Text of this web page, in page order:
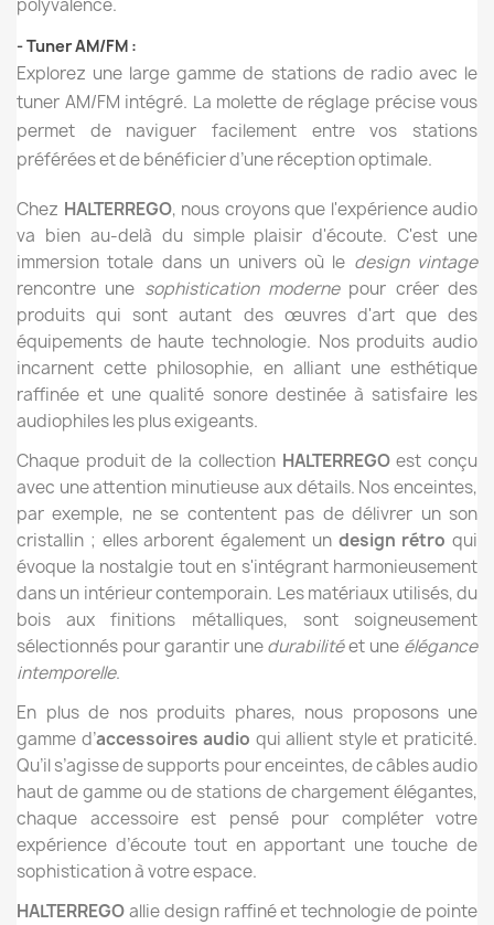
polyvalence.
- Tuner AM/FM :
Explorez une large gamme de stations de radio avec le
tuner AM/FM intégré. La molette de réglage précise vous
permet de naviguer facilement entre vos stations
préférées et de bénéficier d’une réception optimale.
Chez HALTERREGO, nous croyons que l'expérience audio
va bien au-delà du simple plaisir d'écoute. C'est une
immersion totale dans un univers où le design vintage
rencontre une sophistication modernepour créer des
produits qui sont autant des œuvres d'art que des
équipements de haute technologie. Nos produits audio
incarnent cette philosophie, en alliant une esthétique
raffinée et une qualité sonore destinée à satisfaire les
audiophiles les plus exigeants.
Chaque produit de la collection HALTERREGOest conçu
avec une attention minutieuse aux détails. Nos enceintes,
par exemple, ne se contentent pas de délivrer un son
cristallin ; elles arborent également un design rétro qui
évoque la nostalgie tout en s'intégrant harmonieusement
dans un intérieur contemporain. Les matériaux utilisés, du
bois aux finitions métalliques, sont soigneusement
sélectionnés pour garantir unedurabilitéet une élégance
intemporelle.
En plus de nos produits phares, nous proposons une
gamme d’accessoires audio qui allient style et praticité.
Qu’il s’agisse de supports pour enceintes, de câbles audio
haut de gamme ou de stations de chargement élégantes,
chaque accessoire est pensé pour compléter votre
expérience d’écoute tout en apportant une touche de
sophistication à votre espace.
HALTERREGOallie design raffiné et technologie de pointe